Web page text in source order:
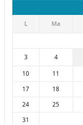
L Ma
3
4
10
11
17
18
24
25
31